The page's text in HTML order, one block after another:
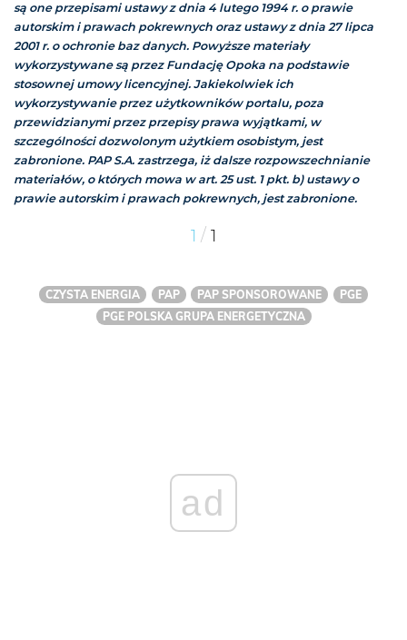
są one przepisami ustawy z dnia 4 lutego 1994 r. o prawie
autorskim i prawach pokrewnych oraz ustawy z dnia 27 lipca
2001 r. o ochronie baz danych. Powyższe materiały
wykorzystywane są przez Fundację Opoka na podstawie
stosownej umowy licencyjnej. Jakiekolwiek ich
wykorzystywanie przez użytkowników portalu, poza
przewidzianymi przez przepisy prawa wyjątkami, w
szczególności dozwolonym użytkiem osobistym, jest
zabronione. PAP S.A. zastrzega, iż dalsze rozpowszechnianie
materiałów, o których mowa w art. 25 ust. 1 pkt. b) ustawy o
prawie autorskim i prawach pokrewnych, jest zabronione.
1 / 1
CZYSTA ENERGIA PAP PAP SPONSOROWANE
PGE
PGE POLSKA GRUPA ENERGETYCZNA
ad